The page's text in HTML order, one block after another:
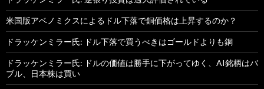
米国版アベノミクスによるドル下落で銅価格は上昇するのか？
ドラッケンミラー氏: ドル下落で買うべきはゴールドよりも銅
ドラッケンミラー氏: ドルの価値は勝手に下がってゆく、AI銘柄はバ
ブル、日本株は買い